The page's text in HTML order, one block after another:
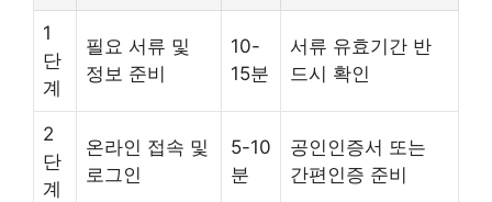
1
단
계
필요 서류 및
정보 준비
10-
15분
서류 유효기간 반
드시 확인
2
단
계
온라인 접속 및
로그인
5-10
분
공인인증서 또는
간편인증 준비